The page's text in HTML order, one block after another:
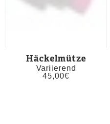
Häckelmütze
Variierend
45,00€